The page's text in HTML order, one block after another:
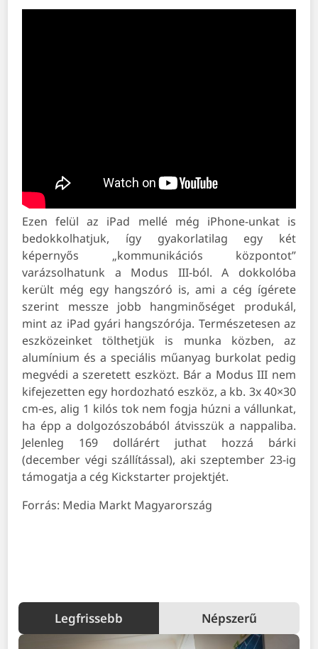
Ezen felül az iPad mellé még iPhone-unkat is
bedokkolhatjuk, így gyakorlatilag egy két
képernyős „kommunikációs központot”
varázsolhatunk a Modus III-ból. A dokkolóba
került még egy hangszóró is, ami a cég ígérete
szerint messze jobb hangminőséget produkál,
mint az iPad gyári hangszórója. Természetesen az
eszközeinket tölthetjük is munka közben, az
alumínium és a speciális műanyag burkolat pedig
megvédi a szeretett eszközt. Bár a Modus III nem
kifejezetten egy hordozható eszköz, a kb. 3x 40×30
cm-es, alig 1 kilós tok nem fogja húzni a vállunkat,
ha épp a dolgozószobából átvisszük a nappaliba.
Jelenleg 169 dollárért juthat hozzá bárki
(december végi szállítással), aki szeptember 23-ig
támogatja a cég Kickstarter projektjét.
Forrás: Media Markt Magyarország
Legfrissebb Népszerű